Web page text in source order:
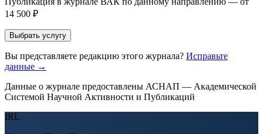
14 500 ₽
Выбрать услугу
Вы представляете редакцию этого журнала? Исправьте
данные →
Данные о журнале предоставлены АСНАП — Академической
Системой Научной Активности и Публикаций
IRL